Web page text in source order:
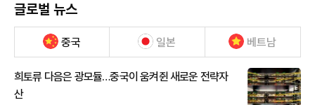
글로벌 뉴스
중국 일본 베트남
희토류 다음은 광모듈…중국이 움켜쥔 새로운 전략자
산